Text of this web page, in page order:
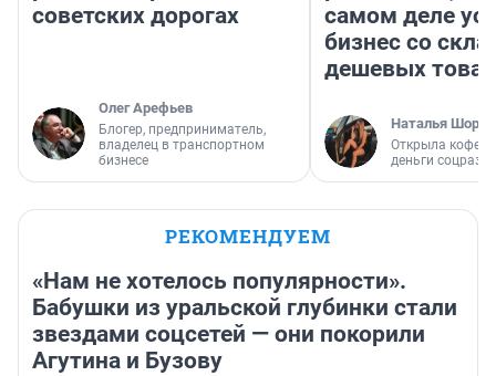
советских дорогах
Олег Арефьев
Блогер, предприниматель,
владелец в транспортном
бизнесе
самом деле
бизнес со
дешевых
Наталья
Открыла
деньги
РЕКОМЕНДУЕМ
«Нам не хотелось популярности».
Бабушки из уральской глубинки стали
звездами соцсетей — они покорили
Агутина и Бузову